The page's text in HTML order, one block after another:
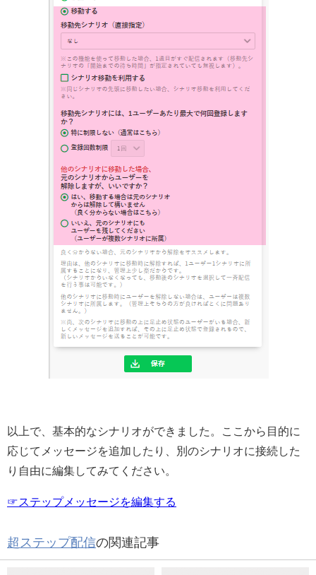
以上で、基本的なシナリオができました。ここから目的に
応じてメッセージを追加したり、別のシナリオに接続した
り自由に編集してみてください。
☞ステップメッセージを編集する
超ステップ配信の関連記事